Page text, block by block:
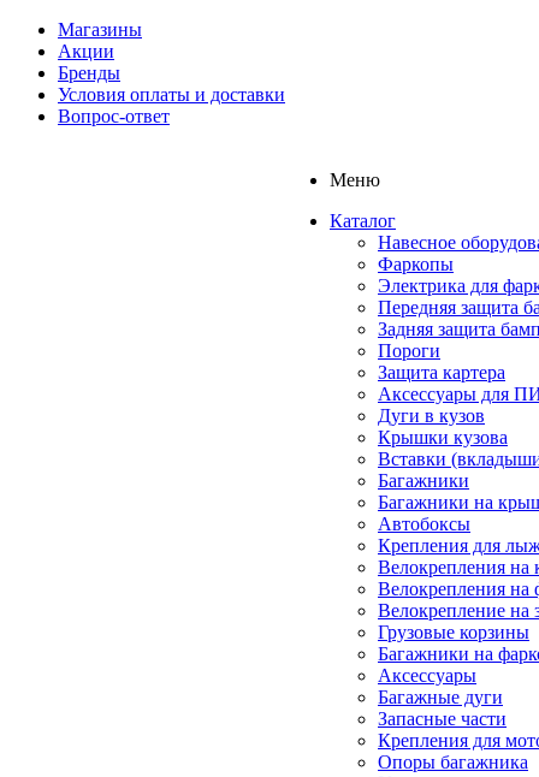
Магазины
Акции
Бренды
Условия оплаты и доставки
Вопрос-ответ
Меню
Каталог
Навесное
Фаркопы
Электрика для
Передняя защита
Задняя защита
Пороги
Защита картера
Аксессуары для
Дуги в кузов
Крышки кузова
Вставки
Багажники
Багажники на
Автобоксы
Крепления для
Велокрепления
Велокрепления на
Велокрепление на
Грузовые корзины
Багажники на
Аксессуары
Багажные дуги
Запасные части
Крепления для
Опоры багажника